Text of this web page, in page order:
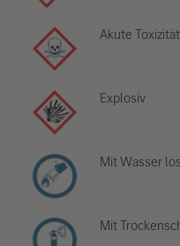
Akute Toxizität
Explosiv
Mit Wasser
Mit